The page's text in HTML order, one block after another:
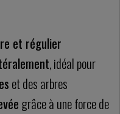
et régulier
, idéal pour
et des arbres
grâce à une force de